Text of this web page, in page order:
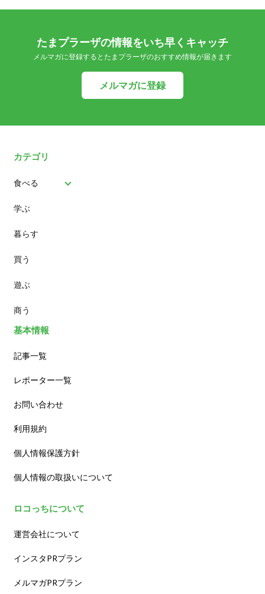
たまプラーザの情報をいち早くキャッチ
メルマガに登録するとたまプラーザのおすすめ情報が届きます
メルマガに登録
カテゴリ
食べる
パン
スイーツ
ランチ
カフェ
学ぶ
暮らす
買う
遊ぶ
商う
基本情報
記事一覧
レポーター一覧
お問い合わせ
利用規約
個人情報保護方針
個人情報の取扱いについて
ロコっちについて
運営会社について
インスタPRプラン
メルマガPRプラン